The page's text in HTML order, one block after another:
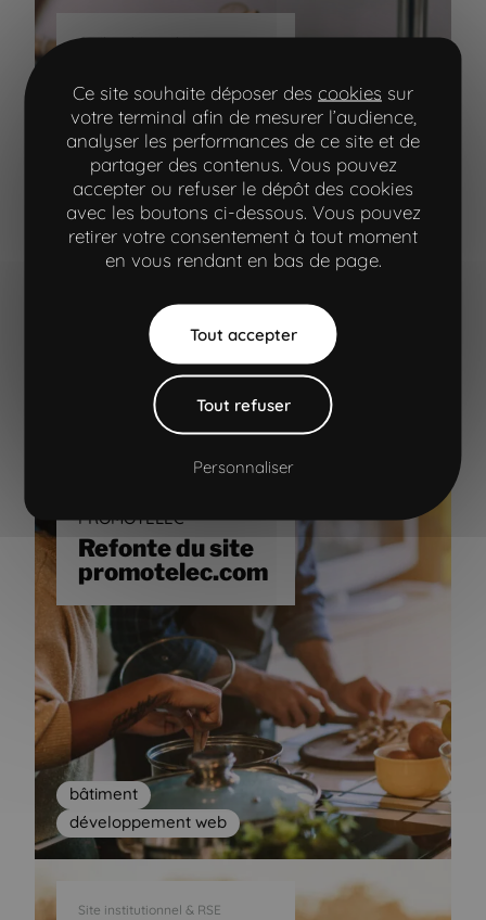
Outils métiers « business
Sites e-commerce
INTUIS.FR/PRO –
GROUPE INTUIS
Création de
l'espace pros,
configurateur et
e-commerce de
détachées
développement web
Site produit et de marque
PROMOTELEC
Refonte du site
promotelec.com
bâtiment
développement web
Site institutionnel & RSE
Ce site souhaite déposer des cookies sur
votre terminal afin de mesurer l’audience,
analyser les performances de ce site et de
partager des contenus. Vous pouvez
accepter ou refuser le dépôt des cookies
avec les boutons ci-dessous. Vous pouvez
retirer votre consentement à tout moment
en vous rendant en bas de page.
Tout accepter
Tout refuser
Personnaliser